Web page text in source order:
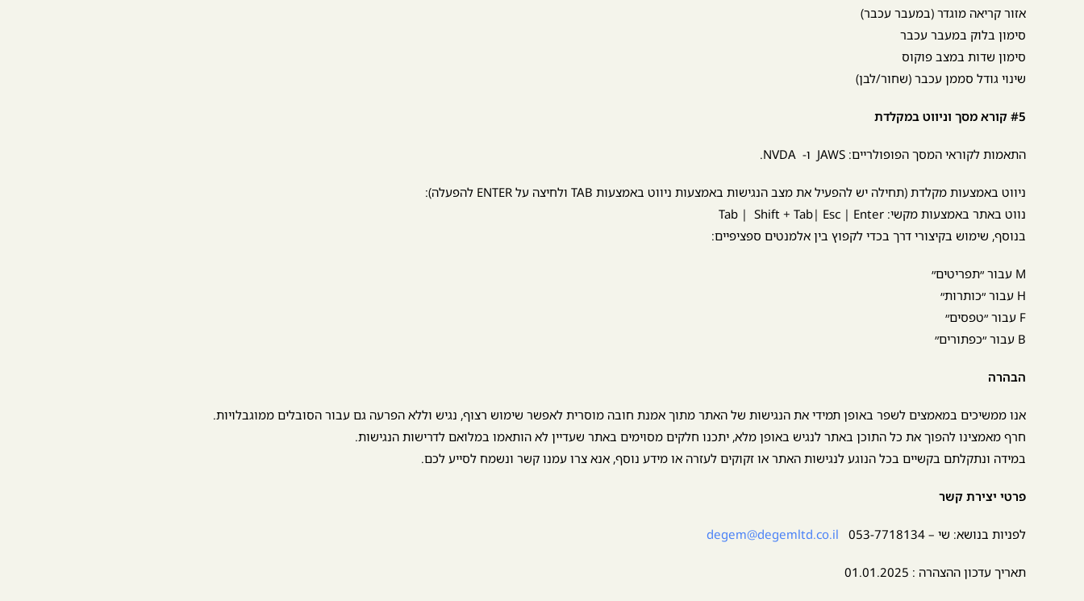
אזור קריאה מוגדר (במעבר עכבר)
סימון בלוק במעבר עכבר
סימון שדות במצב פוקוס
שינוי גודל סממן עכבר (שחור/לבן)
#5 קורא מסך וניווט במקלדת
התאמות לקוראי המסך הפופולריים: JAWS ו- NVDA.
ניווט באמצעות מקלדת (תחילה יש להפעיל את מצב הנגישות באמצעות ניווט באמצעות TAB ולחיצה על ENTER להפעלה):
נווט באתר באמצעות מקשי: Tab | Shift + Tab| Esc | Enter
בנוסף, שימוש בקיצורי דרך בכדי לקפוץ בין אלמנטים ספציפיים:
M עבור ״תפריטים״
H עבור ״כותרות״
F עבור ״טפסים״
B עבור ״כפתורים״
הבהרה
אנו ממשיכים במאמצים לשפר באופן תמידי את הנגישות של האתר מתוך אמנת חובה מוסרית לאפשר שימוש רצוף, נגיש וללא הפרעה גם עבור הסובלים ממוגבלויות.
חרף מאמצינו להפוך את כל התוכן באתר לנגיש באופן מלא, יתכנו חלקים מסוימים באתר שעדיין לא הותאמו במלואם לדרישות הנגישות.
במידה ונתקלתם בקשיים בכל הנוגע לנגישות האתר או זקוקים לעזרה או מידע נוסף, אנא צרו עמנו קשר ונשמח לסייע לכם.
פרטי יצירת קשר
לפניות בנושא: שי – 053-7718134 degem@degemltd.co.il
תאריך עדכון ההצהרה : 01.01.2025